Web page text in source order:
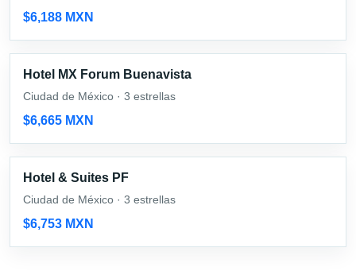
$6,188 MXN
Hotel MX Forum Buenavista
Ciudad de México · 3 estrellas
$6,665 MXN
Hotel & Suites PF
Ciudad de México · 3 estrellas
$6,753 MXN